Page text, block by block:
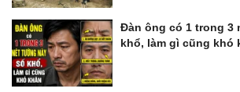
Đàn ông có 1 trong 3
khổ, làm gì cũng khó